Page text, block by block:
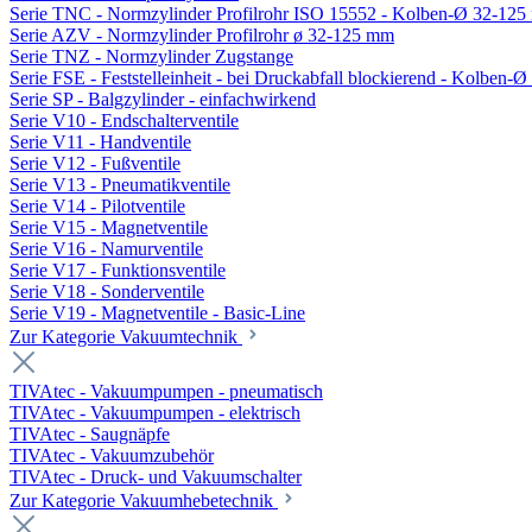
Serie TNC - Normzylinder Profilrohr ISO 15552 - Kolben-Ø 32-125
Serie AZV - Normzylinder Profilrohr ø 32-125 mm
Serie TNZ - Normzylinder Zugstange
Serie FSE - Feststelleinheit - bei Druckabfall blockierend - Kolben-Ø
Serie SP - Balgzylinder - einfachwirkend
Serie V10 - Endschalterventile
Serie V11 - Handventile
Serie V12 - Fußventile
Serie V13 - Pneumatikventile
Serie V14 - Pilotventile
Serie V15 - Magnetventile
Serie V16 - Namurventile
Serie V17 - Funktionsventile
Serie V18 - Sonderventile
Serie V19 - Magnetventile - Basic-Line
Zur Kategorie Vakuumtechnik
TIVAtec - Vakuumpumpen - pneumatisch
TIVAtec - Vakuumpumpen - elektrisch
TIVAtec - Saugnäpfe
TIVAtec - Vakuumzubehör
TIVAtec - Druck- und Vakuumschalter
Zur Kategorie Vakuumhebetechnik